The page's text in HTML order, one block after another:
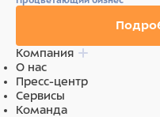
Ткань/Полиэстер
Компания
О нас
Пресс-центр
Сервисы
Команда